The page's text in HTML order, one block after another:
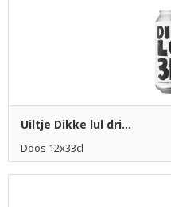
Uiltje Dikke lul dri...
Doos 12x33cl